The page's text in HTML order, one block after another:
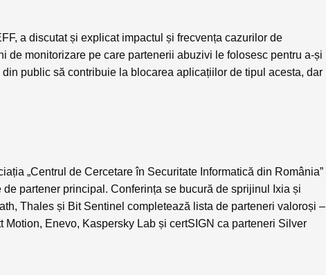
a discutat și explicat impactul și frecvența cazurilor de
de monitorizare pe care partenerii abuzivi le folosesc pentru a-și
public să contribuie la blocarea aplicațiilor de tipul acesta, dar
„Centrul de Cercetare în Securitate Informatică din România”
partener principal. Conferința se bucură de sprijinul Ixia și
Thales și Bit Sentinel completează lista de parteneri valoroși –
Enevo, Kaspersky Lab și certSIGN ca parteneri Silver